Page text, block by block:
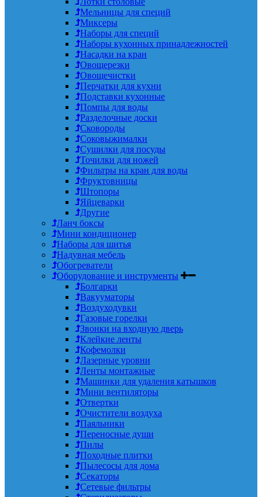
Мельницы для специй
Миксеры
Наборы для специй
Наборы кухонных принадлежностей
Насадки на кран
Овощерезки
Овощечистки
Перчатки для кухни
Подставки кухонные
Помпы для воды
Разделочные доски
Сковороды
Соковыжималки
Сушилки для посуды
Точилки для ножей
Фильтры на кран для воды
Фруктовницы
Штопоры
Яйцеварки
Другие
Ланч боксы
Мини кондиционер
Наборы для шитья
Надувная мебель
Обогреватели
Оборудование и инструменты
Болгарки
Вакууматоры
Воздуходувки
Газовые горелки
Звонки на входную дверь
Клейкие ленты
Кофемолки
Лазерные уровни
Ленты монтажные
Машинки для удаления катышков
Мини вентиляторы
Отвертки
Очистители воздуха
Паяльники
Переносные души
Пилы
Походные плитки
Пылесосы для дома
Секаторы
Сетевые фильтры